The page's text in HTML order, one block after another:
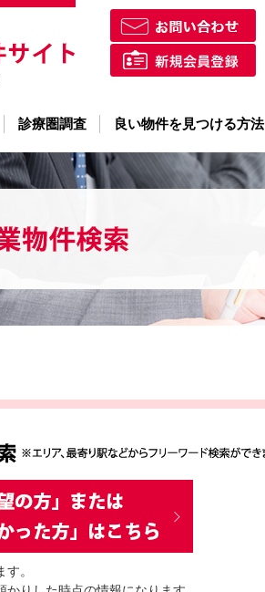
診療圏調査 良い物件を見つける方法
。